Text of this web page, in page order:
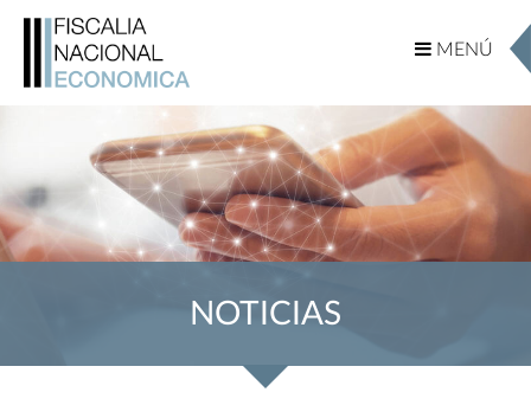
MENÚ
MENÚ
NOTICIAS